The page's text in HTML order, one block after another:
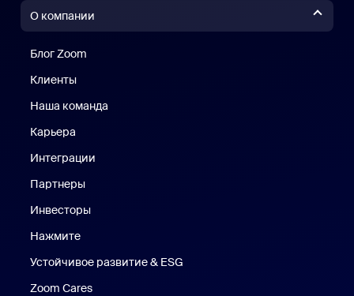
О компании
Блог Zoom
Клиенты
Наша команда
Карьера
Интеграции
Партнеры
Инвесторы
Нажмите
Устойчивое развитие & ESG
Zoom Cares